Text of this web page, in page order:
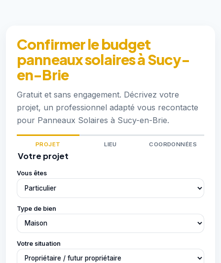
Confirmer le budget
panneaux solaires à Sucy-
en-Brie
Gratuit et sans engagement. Décrivez votre
projet, un professionnel adapté vous recontacte
pour Panneaux Solaires à Sucy-en-Brie.
PROJET LIEU COORDONNÉES
Votre projet
Vous êtes
Type de bien
Votre situation